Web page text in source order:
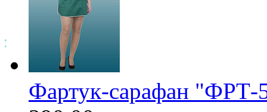
Фартук-сарафан "ФРТ-